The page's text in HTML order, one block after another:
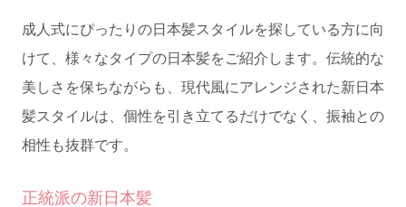
成人式にぴったりの日本髪スタイルを探している方に向
けて、様々なタイプの日本髪をご紹介します。伝統的な
美しさを保ちながらも、現代風にアレンジされた新日本
髪スタイルは、個性を引き立てるだけでなく、振袖との
相性も抜群です。
正統派の新日本髪